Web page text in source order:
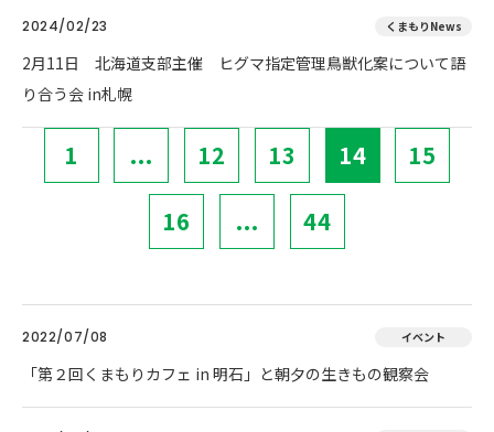
2024/02/23 くまもりNews
2月11日 北海道支部主催 ヒグマ指定管理鳥獣化案について語
り合う会 in札幌
1 ... 12 13 14 15
16 ... 44
2022/07/08 イベント
「第２回くまもりカフェ in 明石」と朝夕の生きもの観察会